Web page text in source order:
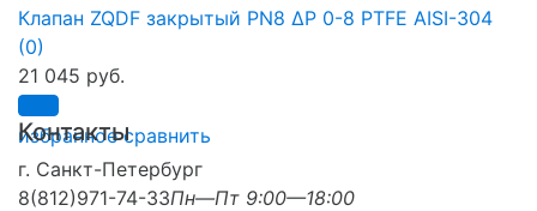
избранное сравнить
Клапан ZQDF закрытый PN8 ∆P 0-8 PTFE AISI-304
(0)
21 045 руб.
Контакты
г. Санкт-Петербург
8(812)971-74-33Пн—Пт 9:00—18:00